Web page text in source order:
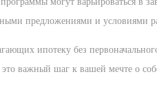
предложениями и условиями
ипотеку без
важный шаг к вашей мечте о